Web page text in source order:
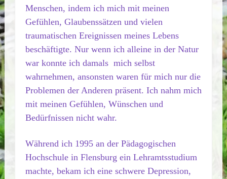
Menschen, indem ich mich mit meinen
Gefühlen, Glaubenssätzen und vielen
traumatischen Ereignissen meines Lebens
beschäftigte. Nur wenn ich alleine in der Natur
war konnte ich damals mich selbst
wahrnehmen, ansonsten waren für mich nur die
Problemen der Anderen präsent. Ich nahm mich
mit meinen Gefühlen, Wünschen und
Bedürfnissen nicht wahr.
Während ich 1995 an der Pädagogischen
Hochschule in Flensburg ein Lehramtsstudium
machte, bekam ich eine schwere Depression,